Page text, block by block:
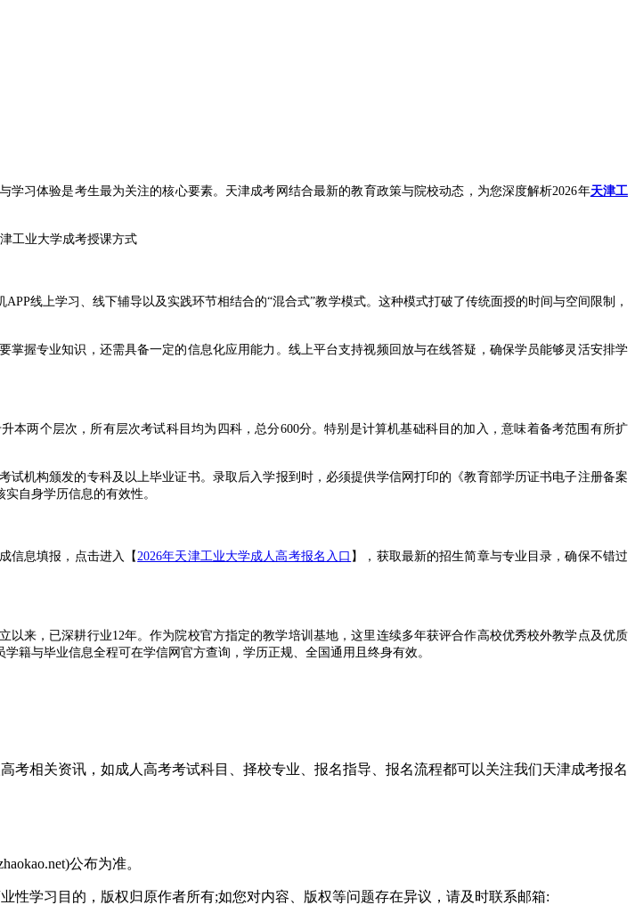
体验是考生最为关注的核心要素。天津成考网结合最新的教育政策与院校动态，为您深度解析2026年天津工
线上学习、线下辅导以及实践环节相结合的“混合式”教学模式。这种模式打破了传统面授的时间与空间限制，
专业知识，还需具备一定的信息化应用能力。线上平台支持视频回放与在线答疑，确保学员能够灵活安排学
两个层次，所有层次考试科目均为四科，总分600分。特别是计算机基础科目的加入，意味着备考范围有所扩
构颁发的专科及以上毕业证书。录取后入学报到时，必须提供学信网打印的《教育部学历证书电子注册备案
自身学历信息的有效性。
信息填报，点击进入【 2026年天津工业大学成人高考报名入口 】，获取最新的招生简章与专业目录，确保不错过
，已深耕行业12年。作为院校官方指定的教学培训基地，这里连续多年获评合作高校优秀校外教学点及优质
籍与毕业信息全程可在学信网官方查询，学历正规、全国通用且终身有效。
同步天津成人高考最新政策公告、报考条件、报名时间、志愿填报及考试安排等权威资讯，杜绝信息滞后与
捷化。从学员择校规划、报名审核、现场确认、统考备考、考场安排、录取公示，到在校课业、期末考核、毕
成考网建议广大考生紧扣最新政策，提前备考计算机基础等公共课，并借助专业机构的助力，顺利拿到心仪的
考相关资讯，如成人高考考试科目、择校专业、报名指导、报名流程都可以关注我们天津成考报名
公布为准。
性学习目的，版权归原作者所有;如您对内容、版权等问题存在异议，请及时联系邮箱: